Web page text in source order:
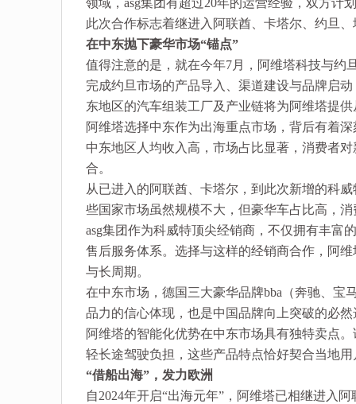
领域，asg集团有超过20年的运营经验，双方计
此次合作标志着继进入阿联酋、卡塔尔、约旦
在中东抛下豪华市场“锚点”
值得注意的是，就在今年7月，阿维塔科技与约
完成约旦市场的产品导入、渠道建设与品牌启
东地区的汽车组装工厂及产业链将为阿维塔提
阿维塔选择中东作为出海重点市场，背后有着
中东地区人均收入高，市场占比显著，消费者
合。
从已进入的阿联酋、卡塔尔，到此次新增的科
些国家市场虽然规模不大，但豪华车占比高，
asg集团作为科威特顶尖经销商，不仅拥有丰富
售后服务体系。选择与这样的经销商合作，阿
与长周期。
在中东市场，德国三大豪华品牌bba（奔驰、宝
品力的信心体现，也是中国品牌向上突破的必然
阿维塔的智能化优势在中东市场具有独特卖点
轻长途驾驶负担，这些产品特点恰好契合当地用
“借船出海”，发力欧洲
自2024年开启“出海元年”，阿维塔已相继进入